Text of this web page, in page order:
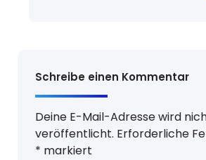
Schreibe einen Kommentar
Deine E-Mail-Adresse wird
veröffentlicht. Erforderliche
* markiert